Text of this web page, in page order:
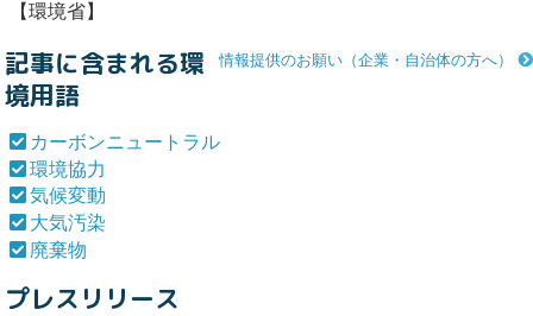
【環境省】
情報提供のお願い（企業・自治体の方へ）
記事に含まれる環
境用語
カーボンニュートラル
環境協力
気候変動
大気汚染
廃棄物
プレスリリース